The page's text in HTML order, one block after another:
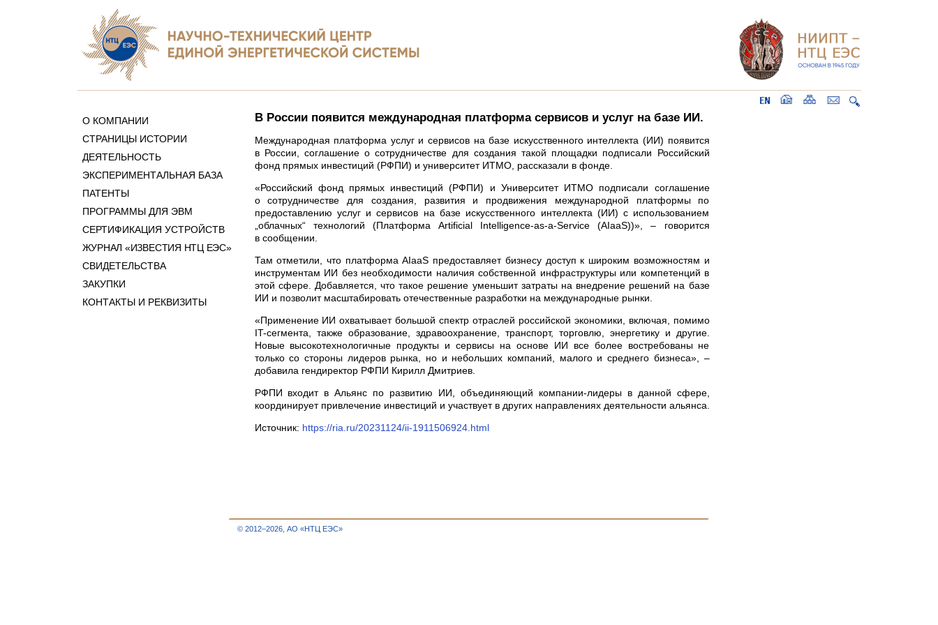
О КОМПАНИИ
СТРАНИЦЫ ИСТОРИИ
ДЕЯТЕЛЬНОСТЬ
ЭКСПЕРИМЕНТАЛЬНАЯ БАЗА
ПАТЕНТЫ
ПРОГРАММЫ ДЛЯ ЭВМ
СЕРТИФИКАЦИЯ УСТРОЙСТВ
ЖУРНАЛ «ИЗВЕСТИЯ НТЦ ЕЭС»
СВИДЕТЕЛЬСТВА
ЗАКУПКИ
КОНТАКТЫ И РЕКВИЗИТЫ
В России появится международная платформа сервисов и услуг на базе ИИ.
Международная платформа услуг и сервисов на базе искусственного интеллекта (ИИ) появится
в России, соглашение о сотрудничестве для создания такой площадки подписали Российский
фонд прямых инвестиций (РФПИ) и университет ИТМО, рассказали в фонде.
«Российский фонд прямых инвестиций (РФПИ) и Университет ИТМО подписали соглашение
о сотрудничестве для создания, развития и продвижения международной платформы по
предоставлению услуг и сервисов на базе искусственного интеллекта (ИИ) с использованием
„облачных“ технологий (Платформа Artificial Intelligence-as-a-Service (AIaaS))», – говорится
в сообщении.
Там отметили, что платформа AIaaS предоставляет бизнесу доступ к широким возможностям и
инструментам ИИ без необходимости наличия собственной инфраструктуры или компетенций в
этой сфере. Добавляется, что такое решение уменьшит затраты на внедрение решений на базе
ИИ и позволит масштабировать отечественные разработки на международные рынки.
«Применение ИИ охватывает большой спектр отраслей российской экономики, включая, помимо
IT-сегмента, также образование, здравоохранение, транспорт, торговлю, энергетику и другие.
Новые высокотехнологичные продукты и сервисы на основе ИИ все более востребованы не
только со стороны лидеров рынка, но и небольших компаний, малого и среднего бизнеса», –
добавила гендиректор РФПИ Кирилл Дмитриев.
РФПИ входит в Альянс по развитию ИИ, объединяющий компании-лидеры в данной сфере,
координирует привлечение инвестиций и участвует в других направлениях деятельности альянса.
Источник: https://ria.ru/20231124/ii-1911506924.html
© 2012–2026, АО «НТЦ ЕЭС»